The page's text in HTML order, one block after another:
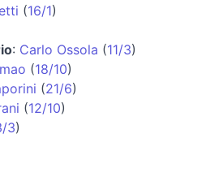
(16/1)
: Carlo Ossola (11/3)
(18/10)
(21/6)
(12/10)
3)